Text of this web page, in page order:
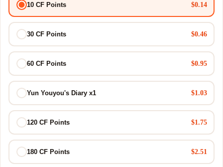
10 CF Points $0.14
30 CF Points $0.46
60 CF Points $0.95
Yun Youyou's Diary x1 $1.03
120 CF Points $1.75
180 CF Points $2.51